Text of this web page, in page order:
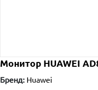
Монитор HUAWEI
Бренд: Huawei